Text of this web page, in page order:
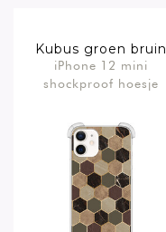
Kubus groen bruin
iPhone 12 mini
shockproof hoesje